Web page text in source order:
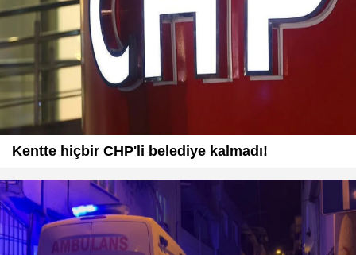
Kentte hiçbir CHP'li belediye kalmadı!